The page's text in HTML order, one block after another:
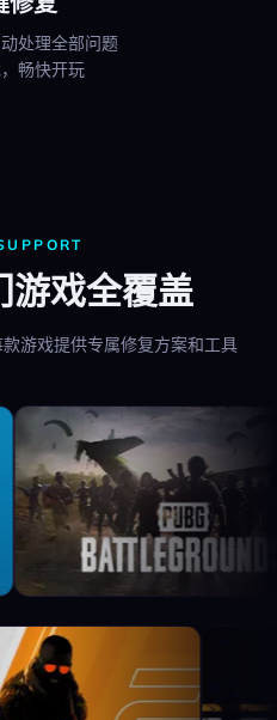
处理全部问题
畅快开玩
游戏全覆盖
游戏提供专属修复方案和工具